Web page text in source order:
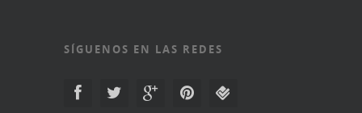
SÍGUENOS EN LAS REDES